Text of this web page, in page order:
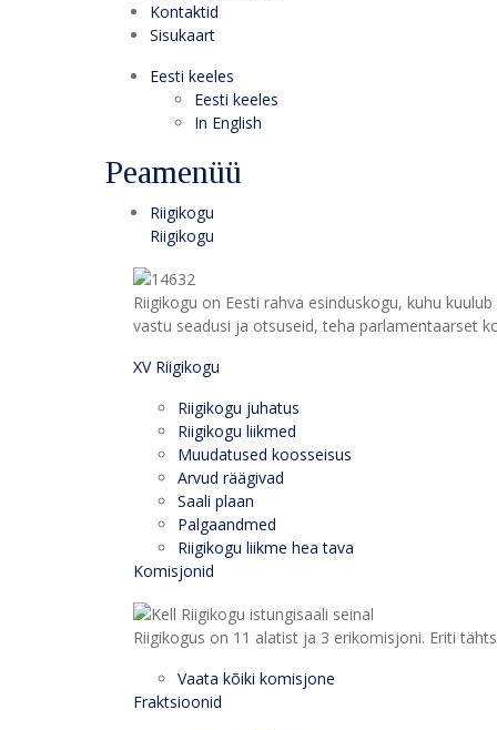
Kontaktid
Sisukaart
Eesti keeles
Eesti keeles
In English
Peamenüü
Riigikogu
Riigikogu
Riigikogu on Eesti rahva esinduskogu, kuhu
vastu seadusi ja otsuseid, teha parlamentaarset
XV Riigikogu
Riigikogu juhatus
Riigikogu liikmed
Muudatused koosseisus
Arvud räägivad
Saali plaan
Palgaandmed
Riigikogu liikme hea tava
Komisjonid
Riigikogus on 11 alatist ja 3 erikomisjoni. Eriti
Vaata kõiki komisjone
Fraktsioonid